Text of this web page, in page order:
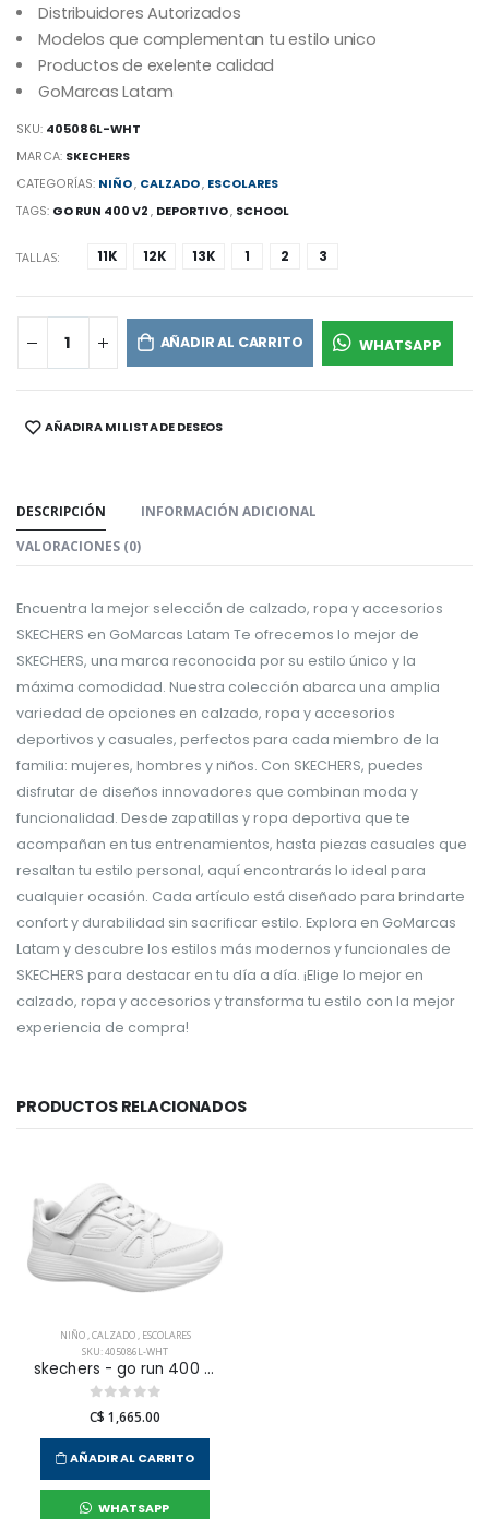
Distribuidores Autorizados
Modelos que complementan tu estilo unico
Productos de exelente calidad
GoMarcas Latam
SKU: 405086L-WHT
MARCA: SKECHERS
CATEGORÍAS: NIÑO, CALZADO, ESCOLARES
TAGS: GO RUN 400 V2 , DEPORTIVO, SCHOOL
TALLAS: 11K 12K 13K 1 2 3
AÑADIR AL CARRITO WHATSAPP
SHARE:AÑADIR A MI LISTA DE DESEOS
DESCRIPCIÓN
INFORMACIÓN ADICIONAL
VALORACIONES (0)
Encuentra la mejor selección de calzado, ropa y accesorios
SKECHERS en GoMarcas Latam Te ofrecemos lo mejor de
SKECHERS, una marca reconocida por su estilo único y la
máxima comodidad. Nuestra colección abarca una amplia
variedad de opciones en calzado, ropa y accesorios
deportivos y casuales, perfectos para cada miembro de la
familia: mujeres, hombres y niños. Con SKECHERS, puedes
disfrutar de diseños innovadores que combinan moda y
funcionalidad. Desde zapatillas y ropa deportiva que te
acompañan en tus entrenamientos, hasta piezas casuales que
resaltan tu estilo personal, aquí encontrarás lo ideal para
cualquier ocasión. Cada artículo está diseñado para brindarte
confort y durabilidad sin sacrificar estilo. Explora en GoMarcas
Latam y descubre los estilos más modernos y funcionales de
SKECHERS para destacar en tu día a día. ¡Elige lo mejor en
calzado, ropa y accesorios y transforma tu estilo con la mejor
experiencia de compra!
PRODUCTOS RELACIONADOS
NIÑO,CALZADO, ESCOLARES
SKU: 405086L-WHT
skechers - go run 400 v2 para niño junior
C$ 1,665.00
AÑADIR AL CARRITO
WHATSAPP